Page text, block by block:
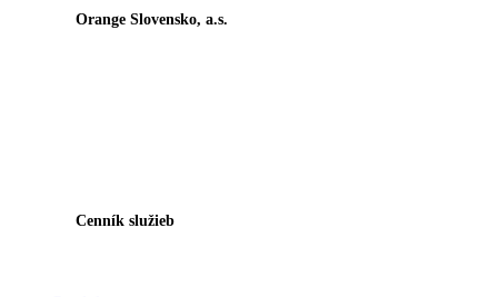
Orange Slovensko, a.s.
Cenník služieb